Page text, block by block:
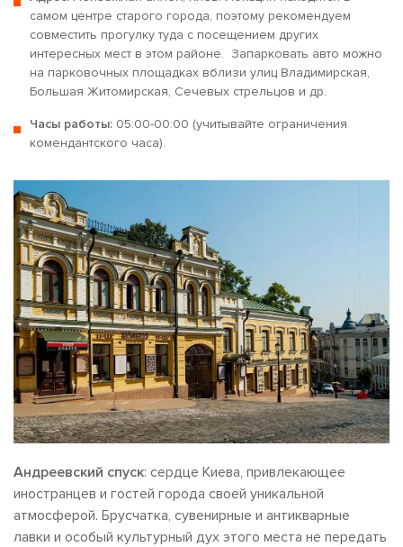
самом центре старого города, поэтому рекомендуем
совместить прогулку туда с посещением других
интересных мест в этом районе. Запарковать авто можно
на парковочных площадках вблизи улиц Владимирская,
Большая Житомирская, Сечевых стрельцов и др.
Часы работы: 05:00-00:00 (учитывайте ограничения
комендантского часа).
Андреевский спуск: сердце Киева, привлекающее
иностранцев и гостей города своей уникальной
атмосферой. Брусчатка, сувенирные и антикварные
лавки и особый культурный дух этого места не передать